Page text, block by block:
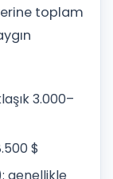
toplam
3.000–
$